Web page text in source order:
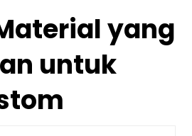
yang
untuk